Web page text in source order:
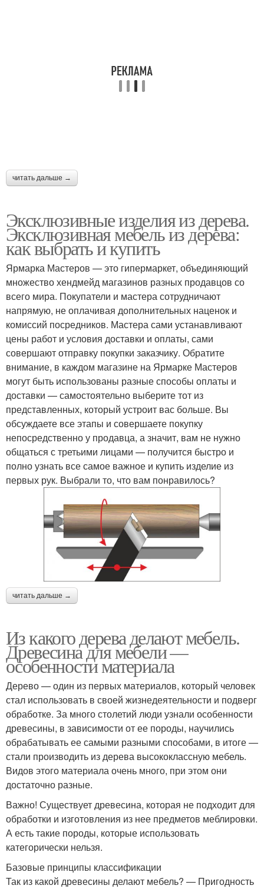
читать дальше →
Эксклюзивные изделия из дерева.
Эксклюзивная мебель из дерева:
как выбрать и купить
Ярмарка Мастеров — это гипермаркет, объединяющий
множество хендмейд магазинов разных продавцов со
всего мира. Покупатели и мастера сотрудничают
напрямую, не оплачивая дополнительных наценок и
комиссий посредников. Мастера сами устанавливают
цены работ и условия доставки и оплаты, сами
совершают отправку покупки заказчику. Обратите
внимание, в каждом магазине на Ярмарке Мастеров
могут быть использованы разные способы оплаты и
доставки — самостоятельно выберите тот из
представленных, который устроит вас больше. Вы
обсуждаете все этапы и совершаете покупку
непосредственно у продавца, а значит, вам не нужно
общаться с третьими лицами — получится быстро и
полно узнать все самое важное и купить изделие из
первых рук. Выбрали то, что вам понравилось?
читать дальше →
Из какого дерева делают мебель.
Древесина для мебели —
особенности материала
Дерево — один из первых материалов, который человек
стал использовать в своей жизнедеятельности и подверг
обработке. За много столетий люди узнали особенности
древесины, в зависимости от ее породы, научились
обрабатывать ее самыми разными способами, в итоге —
стали производить из дерева высококлассную мебель.
Видов этого материала очень много, при этом они
достаточно разные.
Важно! Существует древесина, которая не подходит для
обработки и изготовления из нее предметов меблировки.
А есть такие породы, которые использовать
категорически нельзя.
Базовые принципы классификации
Так из какой древесины делают мебель? — Пригодность